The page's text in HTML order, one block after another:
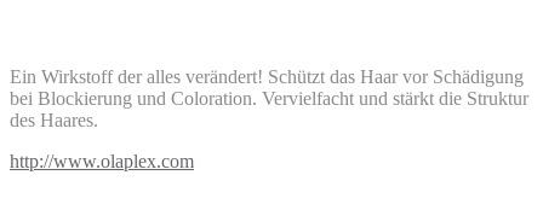
Ein Wirkstoff der alles verändert! Schützt das Haar vor Schädigung
bei Blockierung und Coloration. Vervielfacht und stärkt die Struktur
des Haares.
http://www.olaplex.com